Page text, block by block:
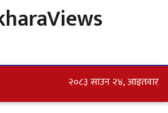
२०८३ साउन २४, आइतवार